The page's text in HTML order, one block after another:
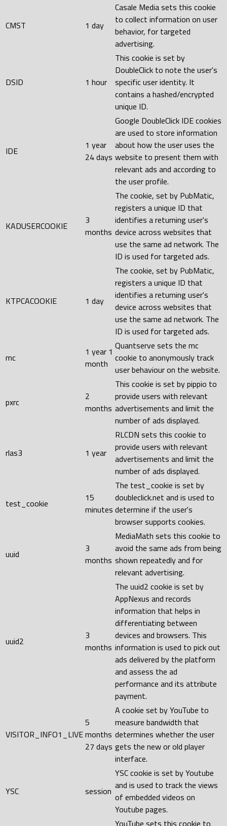
CMST 1 day
Casale Media sets this cookie
to collect information on user
behavior, for targeted
advertising.
DSID 1 hour
This cookie is set by
DoubleClick to note the user's
specific user identity. It
contains a hashed/encrypted
unique ID.
IDE
1 year
24 days
Google DoubleClick IDE cookies
are used to store information
about how the user uses the
website to present them with
relevant ads and according to
the user profile.
KADUSERCOOKIE
3
months
The cookie, set by PubMatic,
registers a unique ID that
identifies a returning user's
device across websites that
use the same ad network. The
ID is used for targeted ads.
KTPCACOOKIE 1 day
The cookie, set by PubMatic,
registers a unique ID that
identifies a returning user's
device across websites that
use the same ad network. The
ID is used for targeted ads.
mc
1 year 1
month
Quantserve sets the mc
cookie to anonymously track
user behaviour on the website.
pxrc
2
months
This cookie is set by pippio to
provide users with relevant
advertisements and limit the
number of ads displayed.
rlas3 1 year
RLCDN sets this cookie to
provide users with relevant
advertisements and limit the
number of ads displayed.
test_cookie
15
minutes
The test_cookie is set by
doubleclick.net and is used to
determine if the user's
browser supports cookies.
uuid
3
months
MediaMath sets this cookie to
avoid the same ads from being
shown repeatedly and for
relevant advertising.
uuid2
3
months
The uuid2 cookie is set by
AppNexus and records
information that helps in
differentiating between
devices and browsers. This
information is used to pick out
ads delivered by the platform
and assess the ad
performance and its attribute
payment.
VISITOR_INFO1_LIVE
5
months
27 days
A cookie set by YouTube to
measure bandwidth that
determines whether the user
gets the new or old player
interface.
YSC session
YSC cookie is set by Youtube
and is used to track the views
of embedded videos on
Youtube pages.
YouTube sets this cookie to